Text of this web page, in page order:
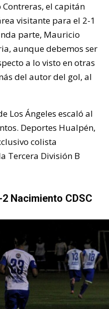
el capitán
visitante para el 2-1
parte, Mauricio
aunque debemos ser
a lo visto en otras
del autor del gol, al
Los Ángeles escaló al
Deportes Hualpén,
colista
Tercera División B
Nacimiento CDSC